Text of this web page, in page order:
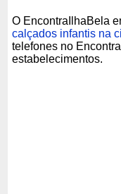
O EncontraIlhaBela
calçados infantis na
telefones no
estabelecimentos.